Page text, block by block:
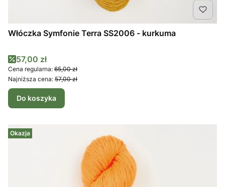
Włóczka Symfonie Terra SS2006 - kurkuma
Cena promocyjna
57,00 zł
Cena regularna: 65,00 zł
Najniższa cena: 57,00 zł
Do koszyka
Okazja